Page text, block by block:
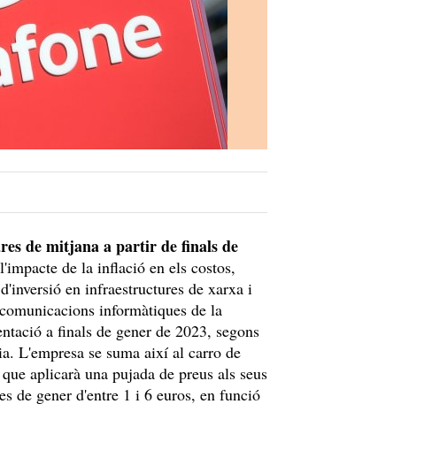
de mitjana a partir de finals de
de la inflació en els costos,
en infraestructures de xarxa i
informàtiques de la
a finals de gener de 2023, segons
L'empresa se suma així al carro de
aplicarà una pujada de preus als seus
de gener d'entre 1 i 6 euros, en funció